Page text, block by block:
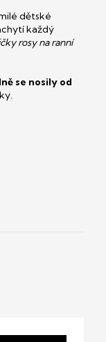
dětské
každý
rosy na ranní
se nosily od